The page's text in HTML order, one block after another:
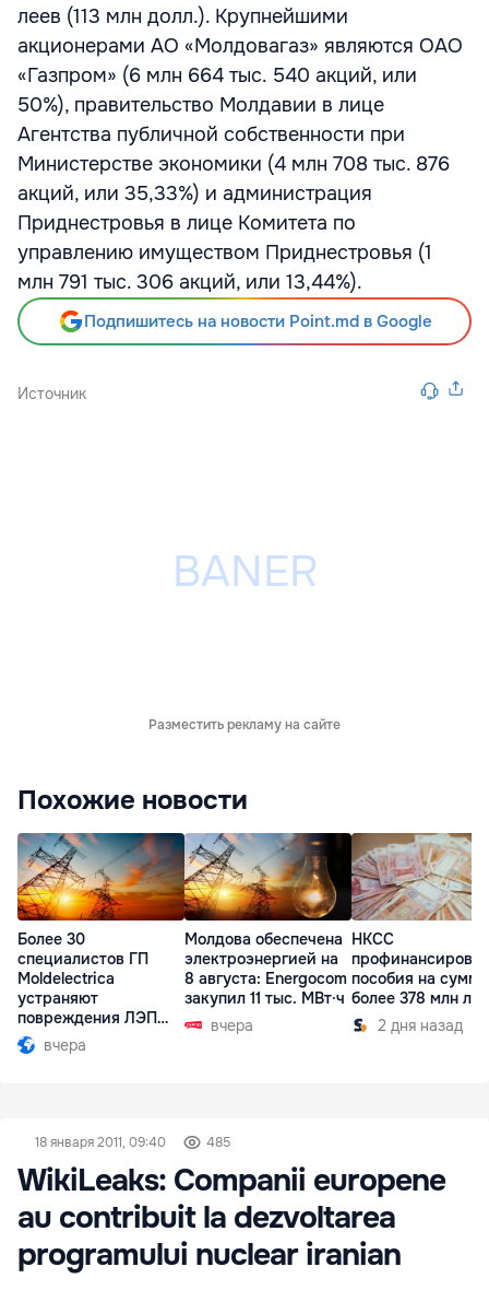
леев (113 млн долл.). Крупнейшими
акционерами АО «Молдовагаз» являются ОАО
«Газпром» (6 млн 664 тыс. 540 акций, или
50%), правительство Молдавии в лице
Агентства публичной собственности при
Министерстве экономики (4 млн 708 тыс. 876
акций, или 35,33%) и администрация
Приднестровья в лице Комитета по
управлению имуществом Приднестровья (1
млн 791 тыс. 306 акций, или 13,44%).
Подпишитесь на новости Point.md в Google
Источник
Разместить рекламу на сайте
Похожие новости
Более 30
специалистов ГП
Moldelectrica
устраняют
повреждения ЛЭП
Бельцы-Днестровск
вчера
Молдова обеспечена
электроэнергией на
8 августа: Energocom
закупил 11 тыс. МВт·ч
вчера
НКСС
пособия на сумму
более 378 млн
2 дня назад
18 января 2011, 09:40 485
WikiLeaks: Companii europene
au contribuit la dezvoltarea
programului nuclear iranian